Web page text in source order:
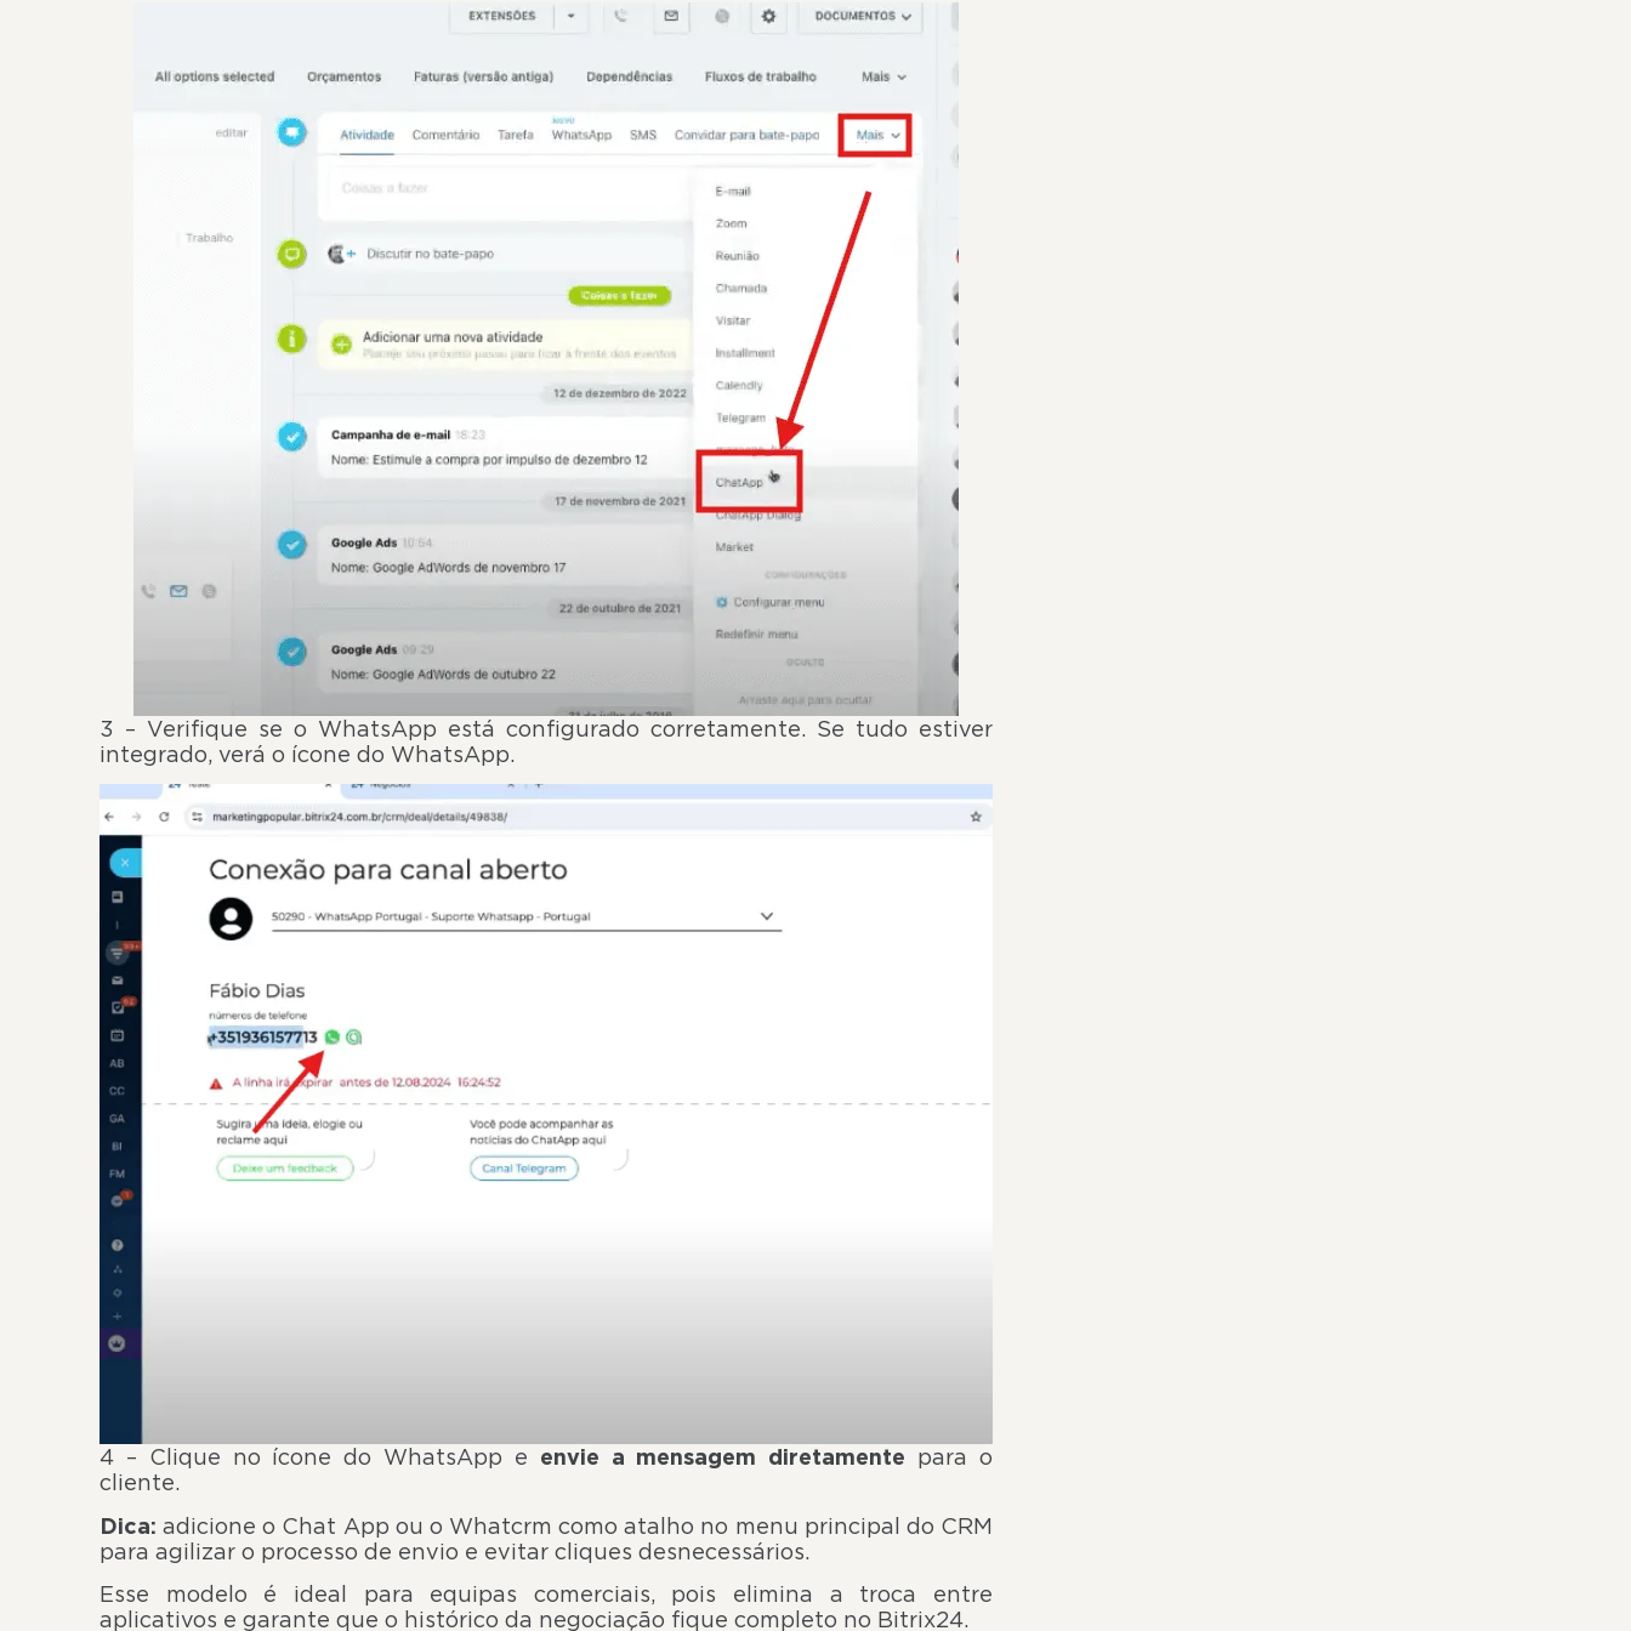
3 – Verifique se o WhatsApp está configurado corretamente. Se tudo estiver
integrado, verá o ícone do WhatsApp.
4 – Clique no ícone do WhatsApp e envie a mensagem diretamente para o
cliente.
Dica: adicione o Chat App ou o Whatcrm como atalho no menu principal do CRM
para agilizar o processo de envio e evitar cliques desnecessários.
Esse modelo é ideal para equipas comerciais, pois elimina a troca entre
aplicativos e garante que o histórico da negociação fique completo no Bitrix24.